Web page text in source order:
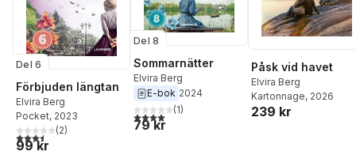
Del 6
Förbjuden längtan
Elvira Berg
Pocket, 2023
3,5utav 5 stjärnor. Totalt antal röster:
(2)
99 kr
Del 8
Sommarnätter
Elvira Berg
E-bok 2024
4,0utav 5 stjärnor. Totalt antal röster:
(1)
79 kr
Påsk vid havet
Elvira Berg
Kartonnage, 2026
239 kr